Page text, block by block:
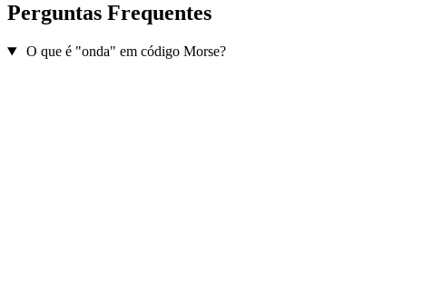
Perguntas Frequentes
O que é "onda" em código Morse?